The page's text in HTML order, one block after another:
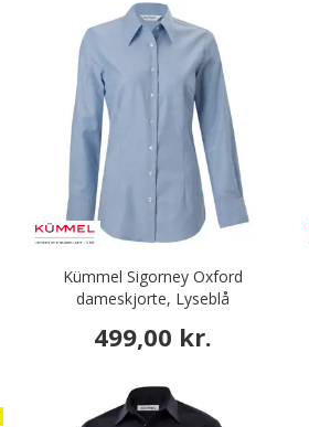
Kümmel Sigorney Oxford
dameskjorte, Lyseblå
499,00 kr.